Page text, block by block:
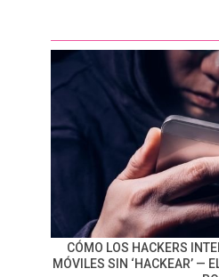
CÓMO LOS HACKERS
MÓVILES SIN ‘HACKEAR’ —